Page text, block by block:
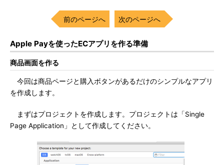
前のページへ 次のページへ
Apple Payを使ったECアプリを作る準備
商品画面を作る
今回は商品ページと購入ボタンがあるだけのシンプルなアプリ
を作成します。
まずはプロジェクトを作成します。プロジェクトは「Single
Page Application」として作成してください。